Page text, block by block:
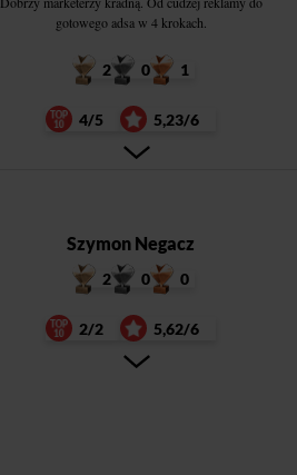
gotowego adsa w 4 krokach.
2 0 1
4/5 5,23/6
Szymon Negacz
2 0 0
2/2 5,62/6